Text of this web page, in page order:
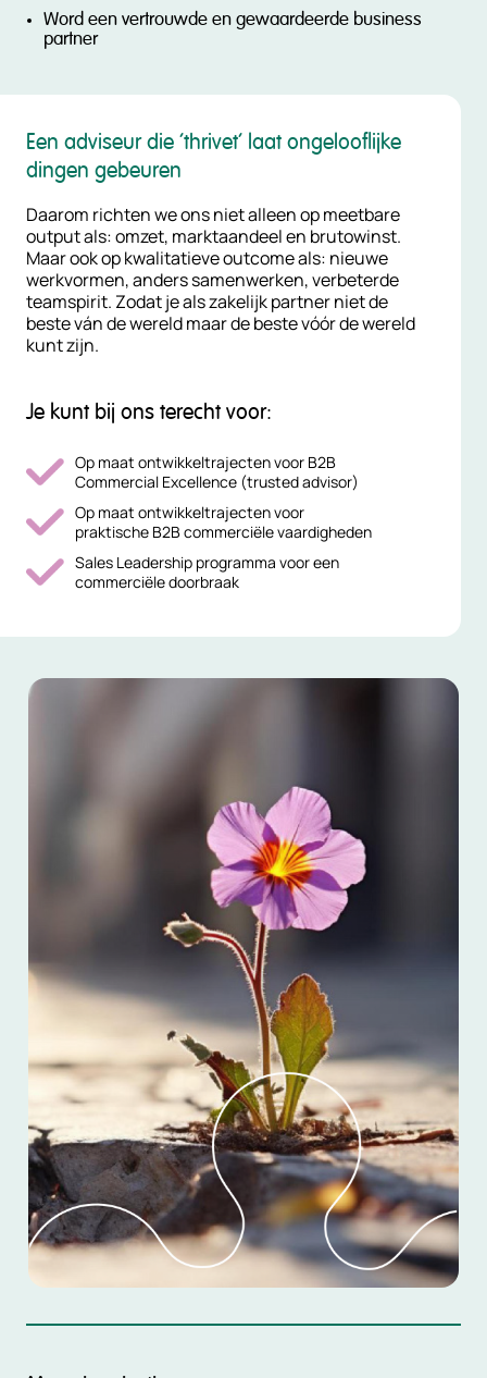
Word een vertrouwde en gewaardeerde business
partner
Een adviseur die ‘thrivet’ laat ongelooflijke
dingen gebeuren
Daarom richten we ons niet alleen op meetbare
output als: omzet, marktaandeel en brutowinst.
Maar ook op kwalitatieve outcome als: nieuwe
werkvormen, anders samenwerken, verbeterde
teamspirit. Zodat je als zakelijk partner niet de
beste ván de wereld maar de beste vóór de wereld
kunt zijn.
Je kunt bij ons terecht voor:
Op maat ontwikkeltrajecten voor B2B
Commercial Excellence (trusted advisor)
Op maat ontwikkeltrajecten voor
praktische B2B commerciële vaardigheden
Sales Leadership programma voor een
commerciële doorbraak